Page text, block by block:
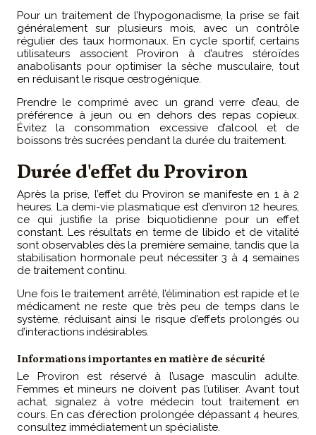
Pour un traitement de l’hypogonadisme, la prise se fait
généralement sur plusieurs mois, avec un contrôle
régulier des taux hormonaux. En cycle sportif, certains
utilisateurs associent Proviron à d’autres stéroïdes
anabolisants pour optimiser la sèche musculaire, tout
en réduisant le risque œstrogénique.
Prendre le comprimé avec un grand verre d’eau, de
préférence à jeun ou en dehors des repas copieux.
Évitez la consommation excessive d’alcool et de
boissons très sucrées pendant la durée du traitement.
Durée d'effet du Proviron
Après la prise, l’effet du Proviron se manifeste en 1 à 2
heures. La demi-vie plasmatique est d’environ 12 heures,
ce qui justifie la prise biquotidienne pour un effet
constant. Les résultats en terme de libido et de vitalité
sont observables dès la première semaine, tandis que la
stabilisation hormonale peut nécessiter 3 à 4 semaines
de traitement continu.
Une fois le traitement arrêté, l’élimination est rapide et le
médicament ne reste que très peu de temps dans le
système, réduisant ainsi le risque d’effets prolongés ou
d’interactions indésirables.
Informations importantes en matière de sécurité
Le Proviron est réservé à l’usage masculin adulte.
Femmes et mineurs ne doivent pas l’utiliser. Avant tout
achat, signalez à votre médecin tout traitement en
cours. En cas d’érection prolongée dépassant 4 heures,
consultez immédiatement un spécialiste.